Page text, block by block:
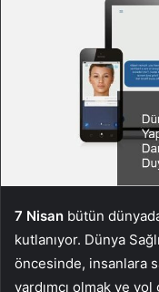
7 Nisan bütün
kutlanıyor. Dünya
öncesinde, insanlara
yardımcı olmak ve